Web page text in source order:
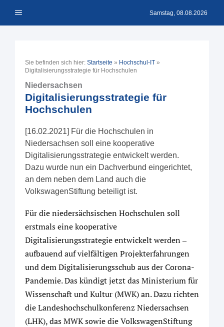
Inhalt Menü Samstag, 08.08.2026
Sie befinden sich hier: Startseite » Hochschul-IT »
Digitalisierungsstrategie für Hochschulen
Niedersachsen
Digitalisierungsstrategie für
Hochschulen
[16.02.2021] Für die Hochschulen in
Niedersachsen soll eine kooperative
Digitalisierungsstrategie entwickelt werden.
Dazu wurde nun ein Dachverbund eingerichtet,
an dem neben dem Land auch die
VolkswagenStiftung beteiligt ist.
Für die niedersächsischen Hochschulen soll
erstmals eine kooperative
Digitalisierungsstrategie entwickelt werden ‒
aufbauend auf vielfältigen Projekterfahrungen
und dem Digitalisierungsschub aus der Corona-
Pandemie. Das kündigt jetzt das Ministerium für
Wissenschaft und Kultur (MWK) an. Dazu richten
die Landeshochschulkonferenz Niedersachsen
(LHK), das MWK sowie die VolkswagenStiftung